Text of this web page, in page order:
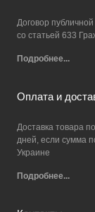
Договор
со статьей 633
Подробнее...
Оплата и
Доставка товара
дней, если сумма
Украине
Подробнее...